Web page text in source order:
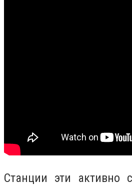
Станции эти активно